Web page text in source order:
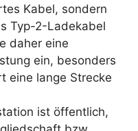
Kabel, sondern
Typ-2-Ladekabel
daher eine
ein, besonders
eine lange Strecke
ist öffentlich,